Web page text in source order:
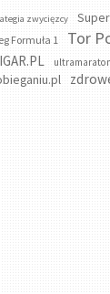
zwycięzcy
Formuła 1
Tor
ultramaraton